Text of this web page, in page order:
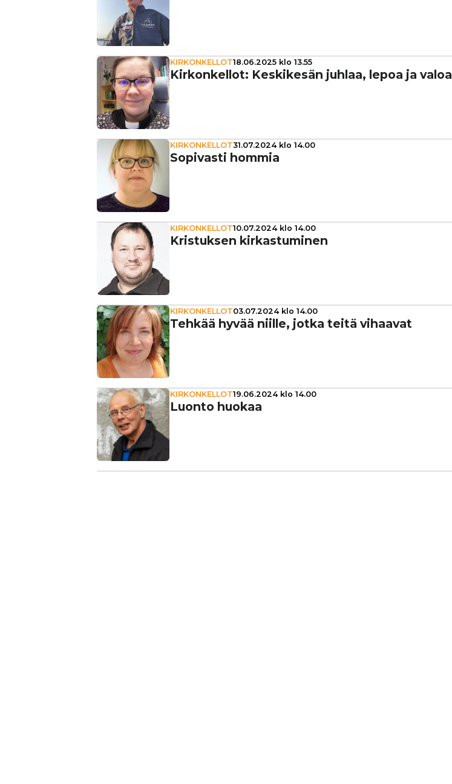
KIRKONKELLOT18.06.2025 klo 13.55
Kir­kon­kel­lot: Kes­ki­ke­sän juhlaa, lepoa ja valoa
KIRKONKELLOT31.07.2024 klo 14.00
Sopivasti hommia
KIRKONKELLOT10.07.2024 klo 14.00
Kris­tuk­sen kir­kas­tu­mi­nen
KIRKONKELLOT03.07.2024 klo 14.00
Tehkää hyvää niille, jotka teitä vihaavat
KIRKONKELLOT19.06.2024 klo 14.00
Luonto huokaa